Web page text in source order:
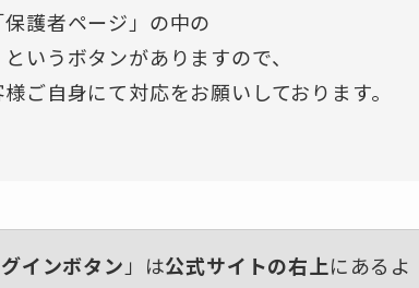
護者ページ」の中の
いうボタンがありますので、
ご自身にて対応をお願いしております。
インボタン 」は公式サイトの右上にあるよ